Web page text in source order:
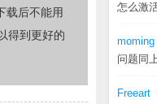
怎么激
moming
问题同
Freeart
载后不能用
得到更好的